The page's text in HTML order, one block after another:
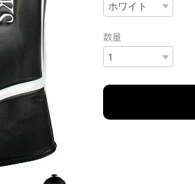
数量